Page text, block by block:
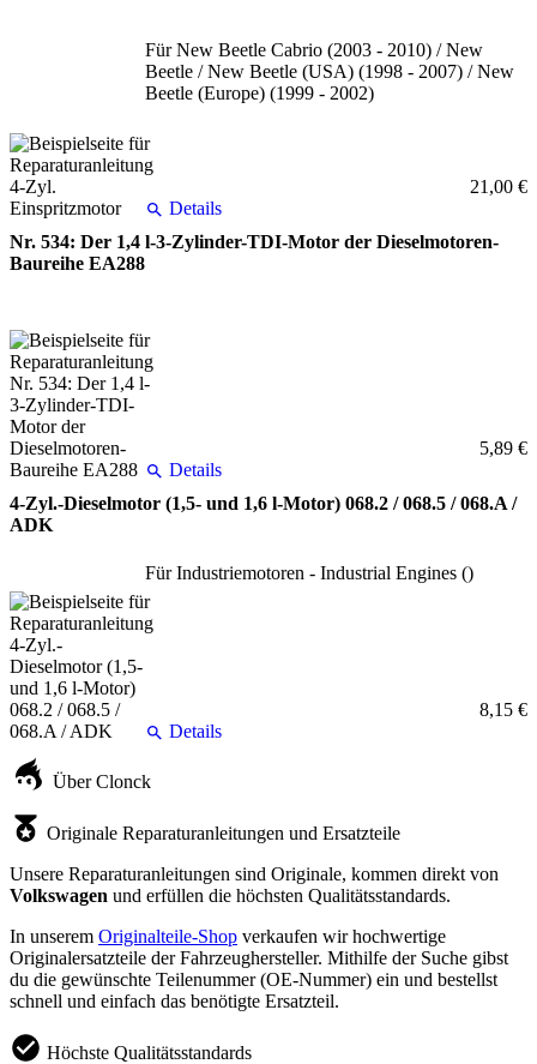
Für New Beetle Cabrio (2003 - 2010) / New
Beetle / New Beetle (USA) (1998 - 2007) / New
Beetle (Europe) (1999 - 2002)
21,00 €
Details
Nr. 534: Der 1,4 l-3-Zylinder-TDI-Motor der Dieselmotoren-
Baureihe EA288
5,89 €
Details
4-Zyl.-Dieselmotor (1,5- und 1,6 l-Motor) 068.2 / 068.5 / 068.A /
ADK
Für Industriemotoren - Industrial Engines ()
8,15 €
Details
Über Clonck
Originale Reparaturanleitungen und Ersatzteile
Unsere Reparaturanleitungen sind Originale, kommen direkt von
Volkswagen und erfüllen die höchsten Qualitätsstandards.
In unserem Originalteile-Shop verkaufen wir hochwertige
Originalersatzteile der Fahrzeughersteller. Mithilfe der Suche gibst
du die gewünschte Teilenummer (OE-Nummer) ein und bestellst
schnell und einfach das benötigte Ersatzteil.
Höchste Qualitätsstandards